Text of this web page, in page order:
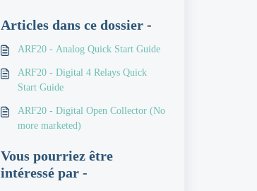
Articles dans ce dossier -
ARF20 - Analog Quick Start Guide
ARF20 - Digital 4 Relays Quick
Start Guide
ARF20 - Digital Open Collector (No
more marketed)
Vous pourriez être
intéressé par -